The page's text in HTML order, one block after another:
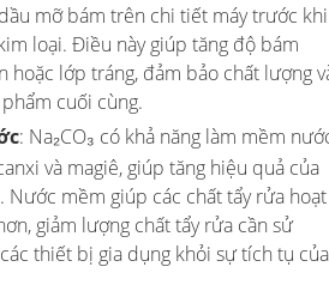
mỡ bám trên chi tiết máy trước khi
loại. Điều này giúp tăng độ bám
hoặc lớp tráng, đảm bảo chất lượng
cuối cùng.
: Na₂CO₃ có khả năng làm mềm
và magiê, giúp tăng hiệu quả của
Nước mềm giúp các chất tẩy rửa hoạt
giảm lượng chất tẩy rửa cần sử
thiết bị gia dụng khỏi sự tích tụ của